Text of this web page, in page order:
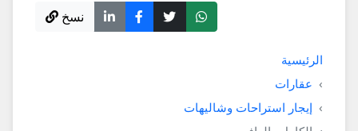
نسخ
الرئيسية
عقارات
إيجار استراحات وشاليهات